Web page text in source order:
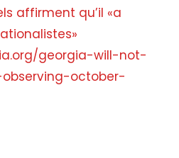
affirment qu’il «a
georgia-will-not-
october-